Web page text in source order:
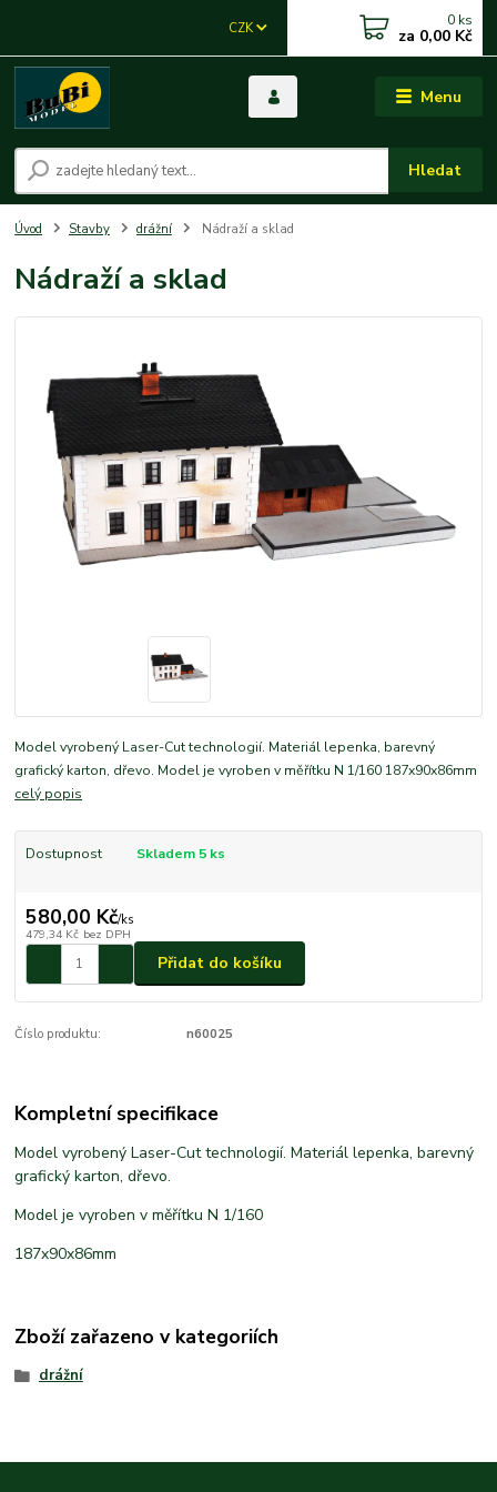
Menu
CZK
Hledat
0 ks
za 0,00 Kč
Úvod Stavby drážní Nádraží a sklad
Nádraží a sklad
Model vyrobený Laser-Cut technologií. Materiál lepenka, barevný
grafický karton, dřevo. Model je vyroben v měřítku N 1/160 187x90x86mm
celý popis
Dostupnost Skladem 5 ks
580,00 Kč/ks
479,34 Kč bez DPH
Přidat do košíku
Číslo produktu: n60025
Kompletní specifikace
Model vyrobený Laser-Cut technologií. Materiál lepenka, barevný
grafický karton, dřevo.
Model je vyroben v měřítku N 1/160
187x90x86mm
Zboží zařazeno v kategoriích
drážní